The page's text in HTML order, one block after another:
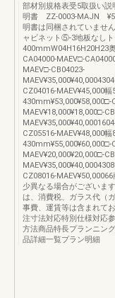
部材別規格表受5取扱い
明書 ZZ-0003-MAJN
明書は同梱されていませ
ャビネット⑤-3地板なし
400mmW04H16H20H23
CA04000-MAEV□-
MAEV□-CB04023-
CZ04016-MAEV¥45,000
430mm¥53,000¥58,000□-
MAEV¥18,000¥18,000□-
CZ05516-MAEV¥48,000
430mm¥55,000¥60,000□-
MAEV¥20,000¥20,000□-
CZ08016-
少異なる場合がございま
は、消費税、ガラス代（
事費、運賃等は含まれて
注寸法対応特別仕様対応
方法商品特長プランニン
品詳細一覧プラン明細